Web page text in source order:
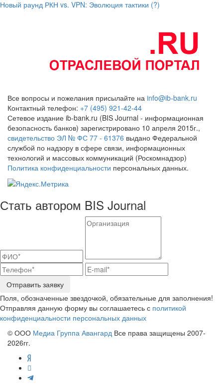
Новый раунд РКН vs. VPN: Эволюция тактики (?)
Все вопросы и пожелания присылайте на info@ib-bank.ru
Контактный телефон: +7 (495) 921-42-44
Сетевое издание ib-bank.ru (BIS Journal - информационная
безопасность банков) зарегистрировано 10 апреля 2015г.,
свидетельство ЭЛ № ФС 77 - 61376 выдано Федеральной
службой по надзору в сфере связи, информационных
технологий и массовых коммуникаций (Роскомнадзор)
Политика конфиденциальности персональных данных.
Стать автором BIS Journal
Отправить заявку
Поля, обозначенные звездочкой, обязательные для заполнения!
Отправляя данную форму вы соглашаетесь с политикой
конфиденциальности персональных данных
© ООО Медиа Группа Авангард Все права защищены 2007-
2026гг.